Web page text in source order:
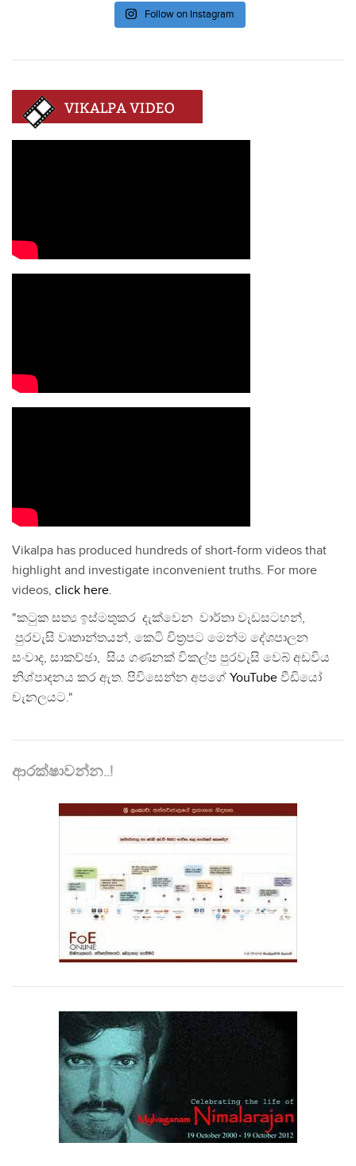
Follow on Instagram
Vikalpa has produced hundreds of short-form videos that
highlight and investigate inconvenient truths. For more
videos, click here.
"කටුක සත්‍ය ඉස්මතුකර දැක්වෙන වාර්තා වැඩසටහන්,
පුරවැසි වෘතාන්තයන්, කෙටි චිත්‍රපට මෙන්ම දේශපාලන
සංවාද, සාකච්ඡා, සිය ගණනක් විකල්ප පුරවැසි වෙබ් අඩවිය
නිශ්පාදනය කර ඇත. පිවිසෙන්න අපගේ YouTube වීඩියෝ
චැනලයට."
ආරක්ෂාවන්න..!